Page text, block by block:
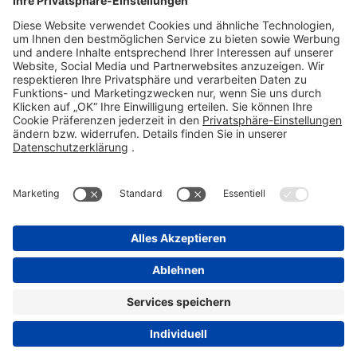
Telefon 06101 603-0
Fax 06101 603-259
info@stada.de
Kontakt
Compliance Reporting Portal ⧉
FOLGEN SIE UNS
Datenschutz